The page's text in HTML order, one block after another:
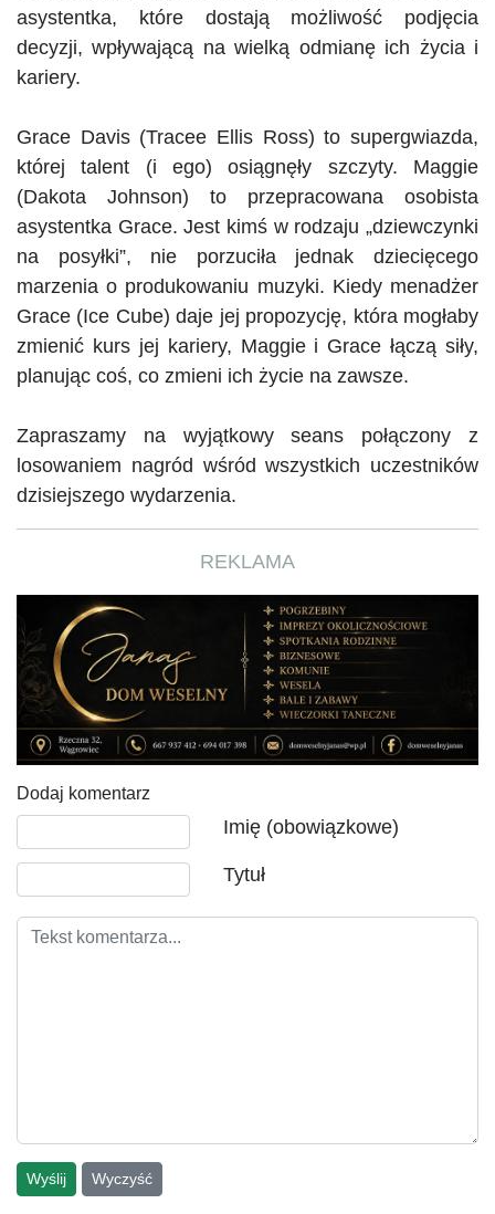
asystentka, które dostają możliwość podjęcia
decyzji, wpływającą na wielką odmianę ich życia i
kariery.
Grace Davis (Tracee Ellis Ross) to supergwiazda,
której talent (i ego) osiągnęły szczyty. Maggie
(Dakota Johnson) to przepracowana osobista
asystentka Grace. Jest kimś w rodzaju „dziewczynki
na posyłki”, nie porzuciła jednak dziecięcego
marzenia o produkowaniu muzyki. Kiedy menadżer
Grace (Ice Cube) daje jej propozycję, która mogłaby
zmienić kurs jej kariery, Maggiei Grace łączą siły,
planując coś, co zmieni ich życie na zawsze.
Zapraszamy na wyjątkowy seans połączony z
losowaniem nagród wśród wszystkich uczestników
dzisiejszego wydarzenia.
REKLAMA
Dodaj komentarz
Imię (obowiązkowe)
Tytuł
Tekst komentarza
Wyślij Wyczyść